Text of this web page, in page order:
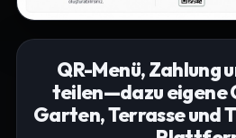
QR-Menü, Zahlung
teilen—dazu eigene
Garten, Terrasse und